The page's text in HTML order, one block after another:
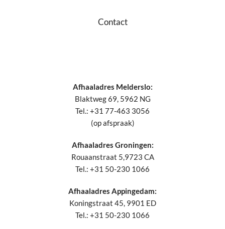
Contact
Afhaaladres Melderslo:
Blaktweg 69, 5962 NG
Tel.: +31 77-463 3056
(op afspraak)
Afhaaladres Groningen:
Rouaanstraat 5,9723 CA
Tel.: +31 50-230 1066
Afhaaladres Appingedam:
Koningstraat 45, 9901 ED
Tel.: +31 50-230 1066